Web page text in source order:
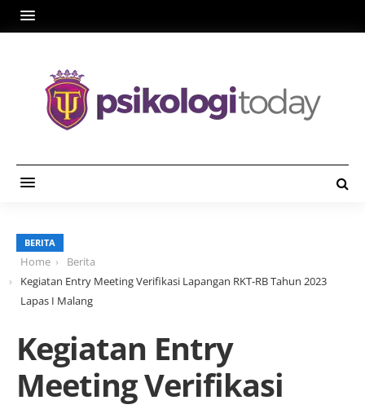
BERITA
Home
Berita
Kegiatan Entry Meeting Verifikasi Lapangan RKT-RB Tahun 2023
Lapas I Malang
Kegiatan Entry
Meeting Verifikasi